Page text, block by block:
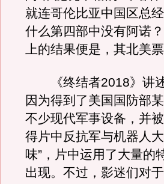
就连哥伦比亚中国区总
什么第四部中没有阿诺
上的结果便是，其北美票
《终结者2018》讲述
因为得到了美国国防部
不少现代军事设备，并
得片中反抗军与机器人
味”，片中运用了大量的
出现。不过，影迷们对